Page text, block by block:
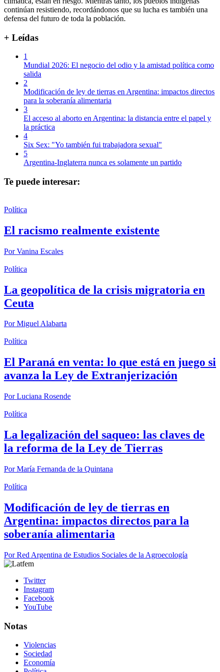
continúan resistiendo, recordándonos que su lucha es también una
defensa del futuro de toda la población.
+ Leídas
1
Mundial 2026: El negocio del odio y la amistad política como
salida
2
Modificación de ley de tierras en Argentina: impactos directos
para la soberanía alimentaria
3
El acceso al aborto en Argentina: la distancia entre el papel y
la práctica
4
Six Sex: "Yo también fui trabajadora sexual"
5
Argentina-Inglaterra nunca es solamente un partido
Te puede interesar:
Política
El racismo realmente existente
PorVanina Escales
Política
La geopolítica de la crisis migratoria en
Ceuta
PorMiguel Alabarta
Política
El Paraná en venta: lo que está en juego si
avanza la Ley de Extranjerización
PorLuciana Rosende
Política
La legalización del saqueo: las claves de
la reforma de la Ley de Tierras
PorMaría Fernanda de la Quintana
Política
Modificación de ley de tierras en
Argentina: impactos directos para la
soberanía alimentaria
PorRed Argentina de Estudios Sociales de la Agroecología
Twitter
Instagram
Facebook
YouTube
Notas
Violencias
Sociedad
Economía